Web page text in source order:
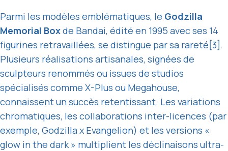
Parmi les modèles emblématiques, le Godzilla
Memorial Boxde Bandai, édité en 1995 avec ses 14
figurines retravaillées, se distingue par sa rareté[3].
Plusieurs réalisations artisanales, signées de
sculpteurs renommés ou issues de studios
spécialisés comme X-Plus ou Megahouse,
connaissent un succès retentissant. Les variations
chromatiques, les collaborations inter-licences (par
exemple, Godzilla x Evangelion) et les versions «
glow in the dark » multiplient les déclinaisons ultra-